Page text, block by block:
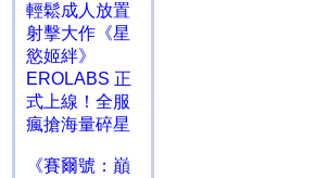
輕鬆成人放置
射擊大作《星
慾姬絆》
EROLABS 正
式上線！全服
瘋搶海量碎星
《賽爾號：巔